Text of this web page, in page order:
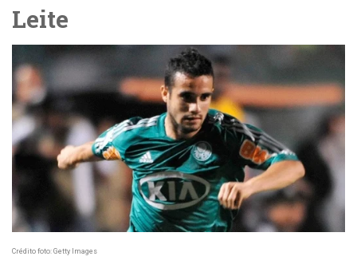
Leite
Crédito foto: Getty Images